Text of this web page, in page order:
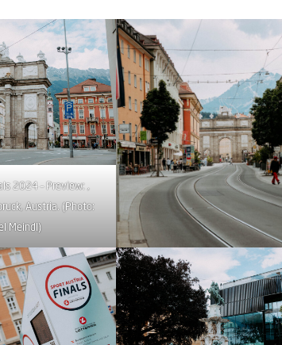
2024 – Preview: ,
Austria. (Photo:
Meindl)